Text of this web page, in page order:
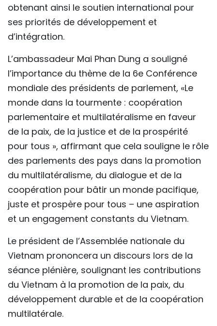
obtenant ainsi le soutien international pour
ses priorités de développement et
d’intégration.
L’ambassadeur Mai Phan Dung a souligné
l’importance du thème de la 6e Conférence
mondiale des présidents de parlement, «Le
monde dans la tourmente : coopération
parlementaire et multilatéralisme en faveur
de la paix, de la justice et de la prospérité
pour tous », affirmant que cela souligne le rôle
des parlements des pays dans la promotion
du multilatéralisme, du dialogue et de la
coopération pour bâtir un monde pacifique,
juste et prospère pour tous – une aspiration
et un engagement constants du Vietnam.
Le président de l’Assemblée nationale du
Vietnam prononcera un discours lors de la
séance plénière, soulignant les contributions
du Vietnam à la promotion de la paix, du
développement durable et de la coopération
multilatérale.